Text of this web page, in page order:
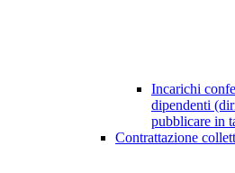
Incarichi
dipendenti
pubblicare in
Contrattazione